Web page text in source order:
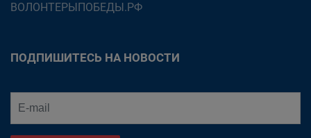
ВОЛОНТЕРЫПОБЕДЫ.РФ
ПОДПИШИТЕСЬ НА НОВОСТИ